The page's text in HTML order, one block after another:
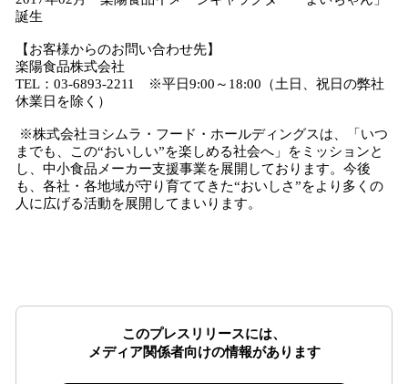
誕生
【お客様からのお問い合わせ先】
楽陽食品株式会社
TEL：03-6893-2211 ※平日9:00～18:00（土日、祝日の弊社
休業日を除く）
※株式会社ヨシムラ・フード・ホールディングスは、「いつ
までも、この“おいしい”を楽しめる社会へ」をミッションと
し、中小食品メーカー支援事業を展開しております。今後
も、各社・各地域が守り育ててきた“おいしさ”をより多くの
人に広げる活動を展開してまいります。
このプレスリリースには、
メディア関係者向けの情報があります